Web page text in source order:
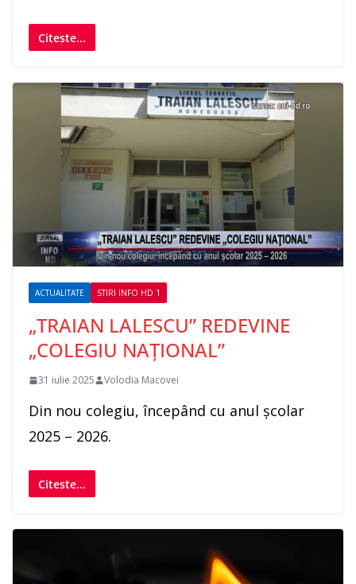
Citeste...
ACTUALITATE STIRI INFO HD 1
„TRAIAN LALESCU” REDEVINE
„COLEGIU NAȚIONAL”
31 iulie 2025 Volodia Macovei
Din nou colegiu, începând cu anul școlar
2025 – 2026.
Citeste...